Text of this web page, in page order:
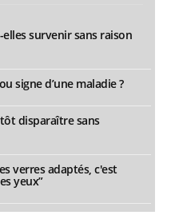
elles survenir sans raison
signe d’une maladie ?
disparaître sans
verres adaptés, c'est
yeux”